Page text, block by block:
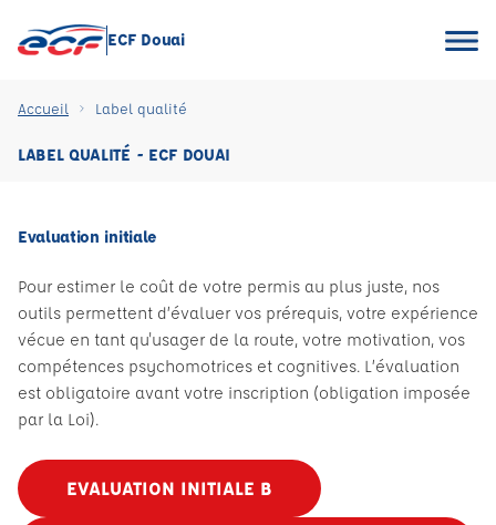
ECF Douai
Accueil Label qualité
LABEL QUALITÉ - ECF DOUAI
Evaluation initiale
Pour estimer le coût de votre permis au plus juste, nos
outils permettent d’évaluer vos prérequis, votre expérience
vécue en tant qu'usager de la route, votre motivation, vos
compétences psychomotrices et cognitives. L’évaluation
est obligatoire avant votre inscription (obligation imposée
par la Loi).
EVALUATION INITIALE B